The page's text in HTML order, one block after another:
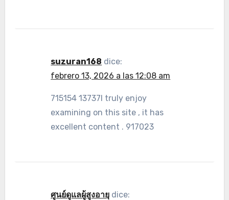
suzuran168 dice:
febrero 13, 2026 a las 12:08 am
715154 13737I truly enjoy
examining on this site , it has
excellent content . 917023
ศูนย์ดูแลผู้สูงอายุ dice: